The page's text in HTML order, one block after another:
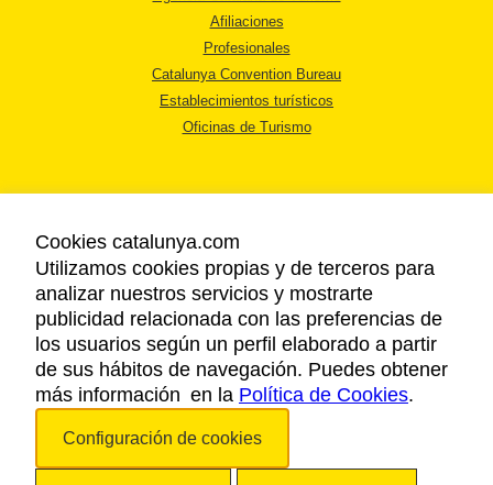
Afiliaciones
Profesionales
Catalunya Convention Bureau
Establecimientos turísticos
Oficinas de Turismo
AVISO LEGAL
POLÍTICA DE PRIVACIDAD
COOKIES
ACCESSIBILIDAD
Copyright © 2026. Agencia Catalana de Turismo. Todos los derechos
Cookies catalunya.com
Utilizamos cookies propias y de terceros para
analizar nuestros servicios y mostrarte
publicidad relacionada con las preferencias de
los usuarios según un perfil elaborado a partir
de sus hábitos de navegación. Puedes obtener
más información en la Política de Cookies.
Configuración de cookies